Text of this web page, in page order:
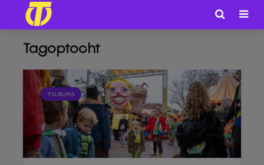
Tagoptocht
TILBURG